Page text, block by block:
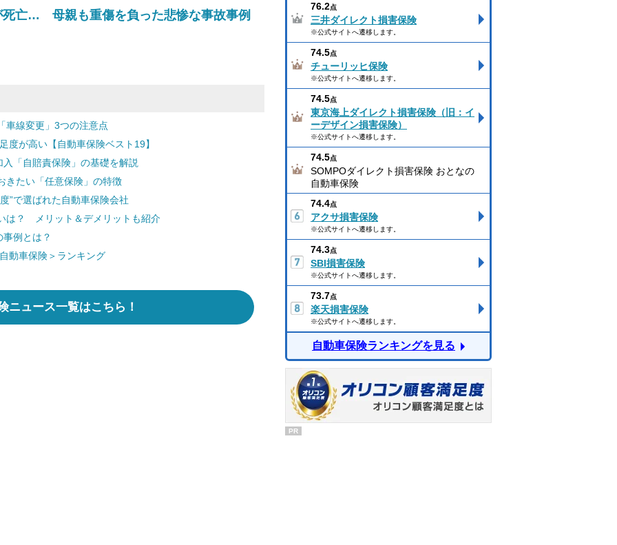
死亡… 母親も重傷を負った悲惨な事故事例
線変更」3つの注意点
が高い【自動車保険ベスト19】
「自賠責保険」の基礎を解説
たい「任意保険」の特徴
”で選ばれた自動車保険会社
は？ メリット＆デメリットも紹介
例とは？
動車保険＞ランキング
ニュース一覧はこちら！
76.2点
三井ダイレクト損害保険
※公式サイトへ遷移します。
74.5点
チューリッヒ保険
※公式サイトへ遷移します。
74.5点
東京海上ダイレクト損害保険（旧：イ
ーデザイン損害保険）
※公式サイトへ遷移します。
74.5点
SOMPOダイレクト損害保険 おとなの
自動車保険
74.4点
アクサ損害保険
※公式サイトへ遷移します。
74.3点
SBI損害保険
※公式サイトへ遷移します。
73.7点
楽天損害保険
※公式サイトへ遷移します。
自動車保険ランキングを見る
PR